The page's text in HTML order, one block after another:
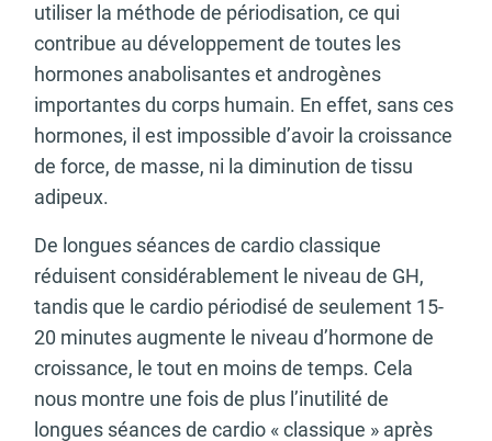
utiliser la méthode de périodisation, ce qui
contribue au développement de toutes les
hormones anabolisantes et androgènes
importantes du corps humain. En effet, sans ces
hormones, il est impossible d’avoir la croissance
de force, de masse, ni la diminution de tissu
adipeux.
De longues séances de cardio classique
réduisent considérablement le niveau de GH,
tandis que le cardio périodisé de seulement 15-
20 minutes augmente le niveau d’hormone de
croissance, le tout en moins de temps. Cela
nous montre une fois de plus l’inutilité de
longues séances de cardio « classique » après